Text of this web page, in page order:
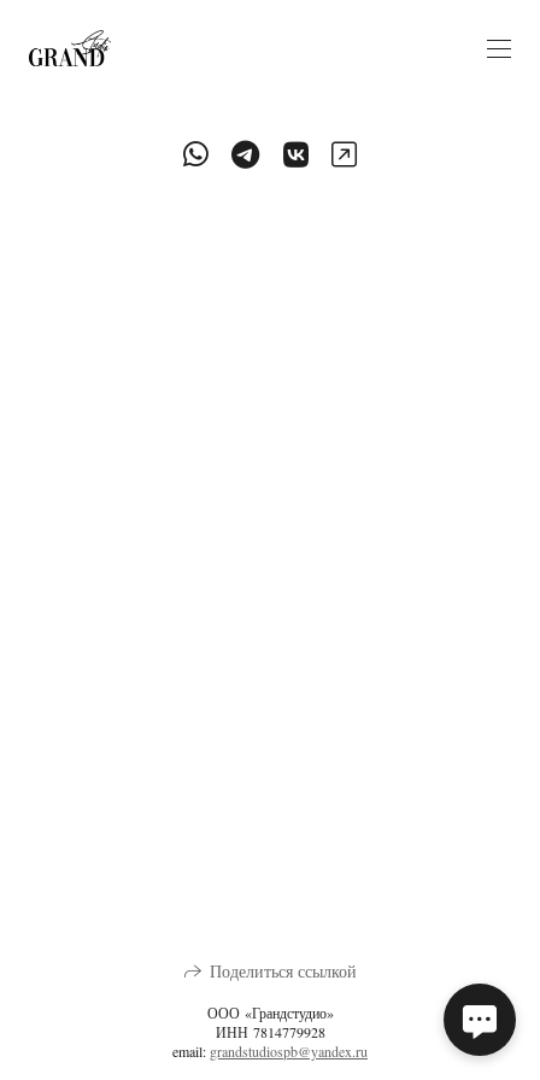
Поделиться ссылкой
ООО «Грандстудио»
ИНН 7814779928
email: grandstudiospb@yandex.ru